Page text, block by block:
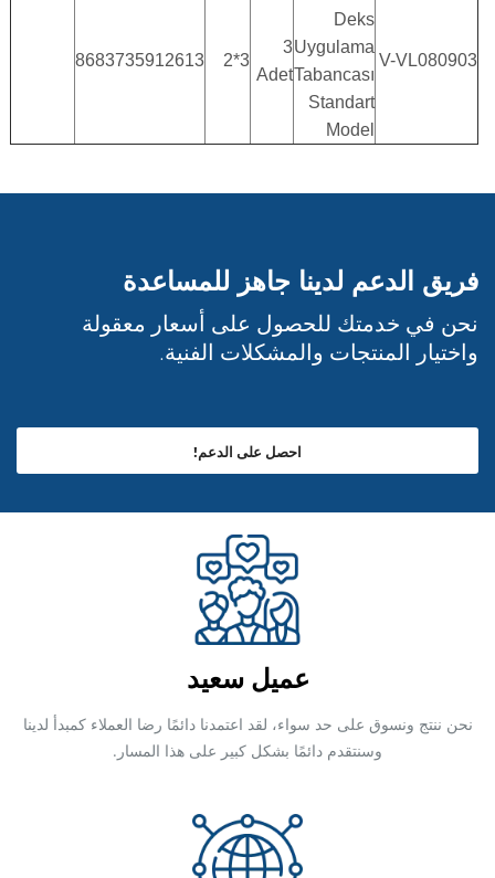
V-VL080903
Deks
Uygulama
Tabancası
Standart
Model
3
Adet
3*2
8683735912613
فريق الدعم لدينا جاهز للمساعدة
نحن في خدمتك للحصول على أسعار معقولة
واختيار المنتجات والمشكلات الفنية.
احصل على الدعم!
عميل سعيد
نحن ننتج ونسوق على حد سواء، لقد اعتمدنا دائمًا رضا العملاء كمبدأ لدينا
وسنتقدم دائمًا بشكل كبير على هذا المسار.